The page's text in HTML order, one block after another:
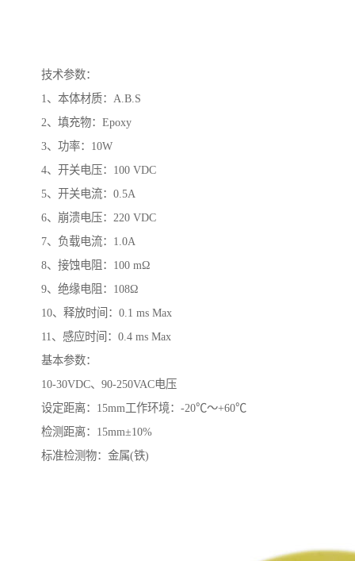
技术参数：
1、本体材质：A.B.S
2、填充物：Epoxy
3、功率：10W
4、开关电压：100 VDC
5、开关电流：0.5A
6、崩溃电压：220 VDC
7、负载电流：1.0A
8、接蚀电阻：100 mΩ
9、绝缘电阻：108Ω
10、释放时间：0.1 ms Max
11、感应时间：0.4 ms Max
基本参数：
10-30VDC、90-250VAC电压
设定距离：15mm工作环境：-20℃～+60℃
检测距离：15mm±10%
标准检测物：金属(铁)